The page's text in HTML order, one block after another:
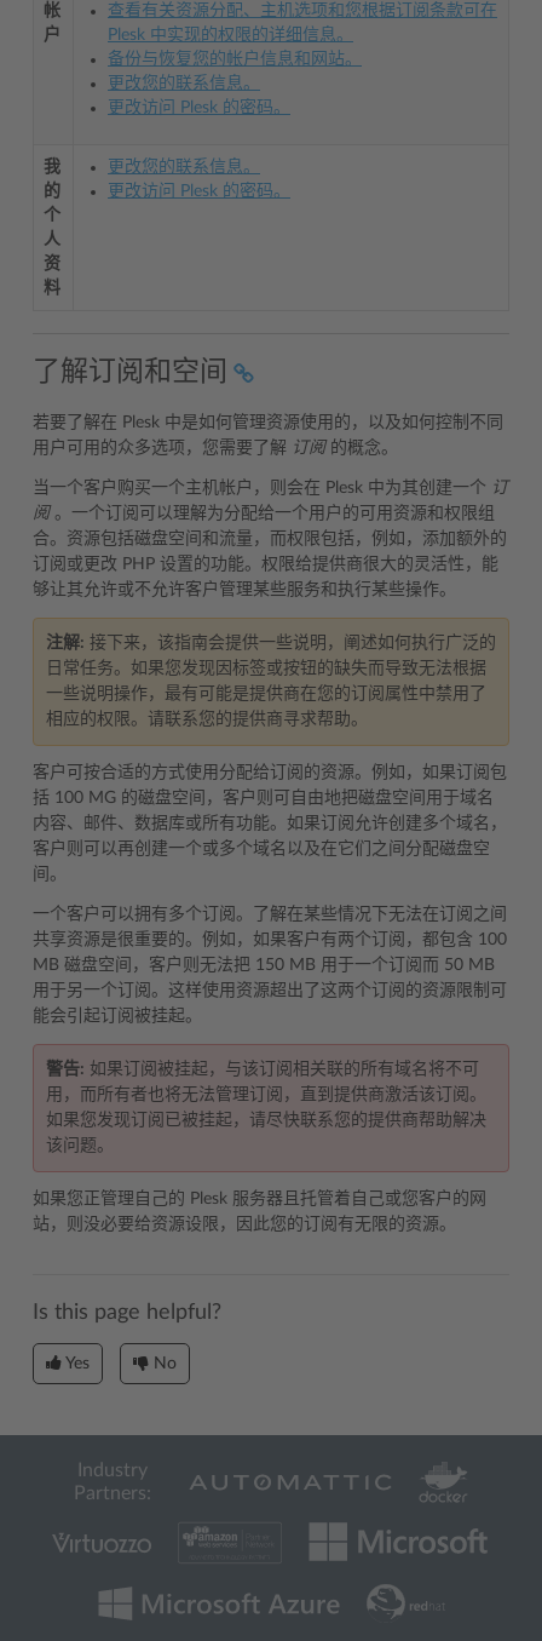
帐
户
查看有关资源分配、主机选项和您根据订阅条款可在
Plesk 中实现的权限的详细信息。
备份与恢复您的帐户信息和网站。
更改您的联系信息。
更改访问 Plesk 的密码。
我
的
个
人
资
料
更改您的联系信息。
更改访问 Plesk 的密码。
了解订阅和空间
若要了解在 Plesk 中是如何管理资源使用的，以及如何控制不同
用户可用的众多选项，您需要了解 订阅的概念。
当一个客户购买一个主机帐户，则会在 Plesk 中为其创建一个 订
阅。一个订阅可以理解为分配给一个用户的可用资源和权限组
合。资源包括磁盘空间和流量，而权限包括，例如，添加额外的
订阅或更改 PHP 设置的功能。权限给提供商很大的灵活性，能
够让其允许或不允许客户管理某些服务和执行某些操作。
注解: 接下来，该指南会提供一些说明，阐述如何执行广泛的
日常任务。如果您发现因标签或按钮的缺失而导致无法根据
一些说明操作，最有可能是提供商在您的订阅属性中禁用了
相应的权限。请联系您的提供商寻求帮助。
客户可按合适的方式使用分配给订阅的资源。例如，如果订阅包
括 100 MG 的磁盘空间，客户则可自由地把磁盘空间用于域名
内容、邮件、数据库或所有功能。如果订阅允许创建多个域名，
客户则可以再创建一个或多个域名以及在它们之间分配磁盘空
间。
一个客户可以拥有多个订阅。了解在某些情况下无法在订阅之间
共享资源是很重要的。例如，如果客户有两个订阅，都包含 100
MB 磁盘空间，客户则无法把 150 MB 用于一个订阅而 50 MB
用于另一个订阅。这样使用资源超出了这两个订阅的资源限制可
能会引起订阅被挂起。
警告: 如果订阅被挂起，与该订阅相关联的所有域名将不可
用，而所有者也将无法管理订阅，直到提供商激活该订阅。
如果您发现订阅已被挂起，请尽快联系您的提供商帮助解决
该问题。
如果您正管理自己的 Plesk 服务器且托管着自己或您客户的网
站，则没必要给资源设限，因此您的订阅有无限的资源。
Is this page helpful?
Yes No
Industry
Partners: